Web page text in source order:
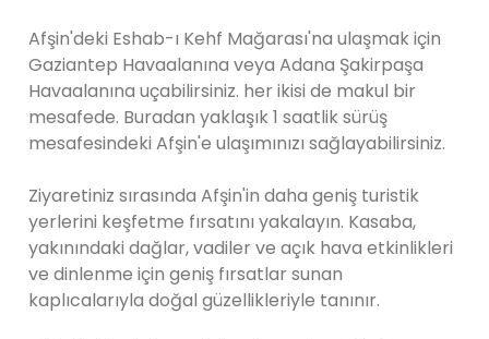
Afşin'deki Eshab-ı Kehf Mağarası'na ulaşmak için
Gaziantep Havaalanına veya Adana Şakirpaşa
Havaalanına uçabilirsiniz. her ikisi de makul bir
mesafede. Buradan yaklaşık 1 saatlik sürüş
mesafesindeki Afşin'e ulaşımınızı sağlayabilirsiniz.
Ziyaretiniz sırasında Afşin'in daha geniş turistik
yerlerini keşfetme fırsatını yakalayın. Kasaba,
yakınındaki dağlar, vadiler ve açık hava etkinlikleri
ve dinlenme için geniş fırsatlar sunan
kaplıcalarıyla doğal güzellikleriyle tanınır.